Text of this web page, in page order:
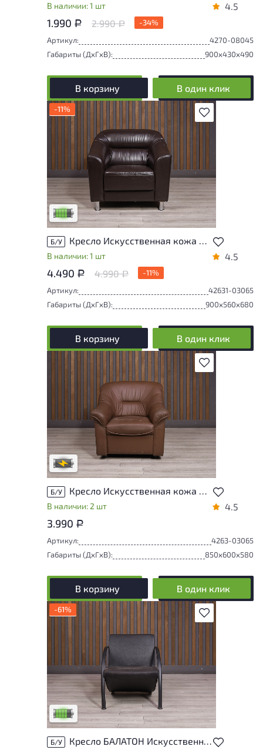
В наличии: 1 шт 4.5
1.990 Р 2.990Р
-34%
Артикул:
4270-08045
Габариты (ДxГxВ):
900x430x490
В корзину В один клик
В избранное
-11%
У товара присутствуют незначительные
следы эксплуатации, не влияющие на
удобство его использования
Низкая степень износа
Б/У
В наличии: 1 шт 4.5
4.490 Р 4.990Р
-11%
Артикул:
42631-03065
Габариты (ДxГxВ):
900x560x680
В корзину В один клик
В избранное
Степень износа находится на стадии
проверки. Вы можете уточнить
дополнительную информацию у
сотрудников магазина
В обработке
Б/У
В наличии: 2 шт 4.5
3.990 Р
Артикул:
4263-03065
Габариты (ДxГxВ):
850x600x580
В корзину В один клик
В избранное
-61%
У товара присутствуют незначительные
следы эксплуатации, не влияющие на
удобство его использования
Низкая степень износа
Б/У